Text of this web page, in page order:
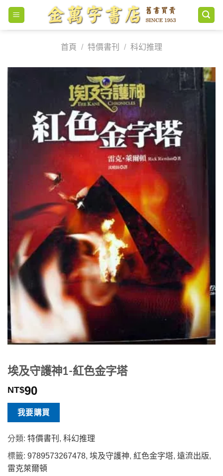
Skip
content
首頁
/ 特價書刊 / 科幻推理
埃及守護神1-紅色金字塔
NT$90
我要購買
分類: 特價書刊 , 科幻推理
標籤: 9789573267478, 埃及守護神, 紅色金字塔, 遠流出版,
雷克萊爾頓